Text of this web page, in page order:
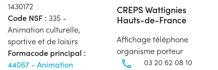
1430172
Code NSF : 335 -
Animation culturelle,
sportive et de loisirs
Formacode principal :
44067 - Animation
CREPS Wattignies
Hauts-de-France
Affichage téléphone
organisme porteur
03 20 62 08 10